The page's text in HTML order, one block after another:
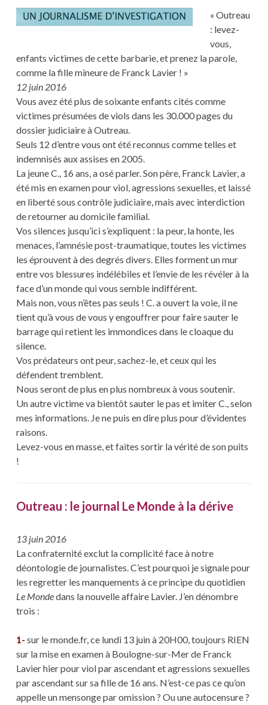
DE
F.
LAVIER
« Outreau
: levez-
vous,
enfants victimes de cette barbarie, et prenez la parole,
comme la fille mineure de Franck Lavier ! »
12 juin 2016
Vous avez été plus de soixante enfants cités comme
victimes présumées de viols dans les 30.000 pages du
dossier judiciaire à Outreau.
Seuls 12 d’entre vous ont été reconnus comme telles et
indemnisés aux assises en 2005.
La jeune C., 16 ans, a osé parler. Son père, Franck Lavier, a
été mis en examen pour viol, agressions sexuelles, et laissé
en liberté sous contrôle judiciaire, mais avec interdiction
de retourner au domicile familial.
Vos silences jusqu’ici s’expliquent : la peur, la honte, les
menaces, l’amnésie post-traumatique, toutes les victimes
les éprouvent à des degrés divers. Elles forment un mur
entre vos blessures indélébiles et l’envie de les révéler à la
face d’un monde qui vous semble indifférent.
Mais non, vous n’êtes pas seuls ! C. a ouvert la voie, il ne
tient qu’à vous de vous y engouffrer pour faire sauter le
barrage qui retient les immondices dans le cloaque du
silence.
Vos prédateurs ont peur, sachez-le, et ceux qui les
défendent tremblent.
Nous seront de plus en plus nombreux à vous soutenir.
Un autre victime va bientôt sauter le pas et imiter C., selon
mes informations. Je ne puis en dire plus pour d’évidentes
raisons.
Levez-vous en masse, et faites sortir la vérité de son puits
!
Outreau : le journal Le Monde à la dérive
13 juin 2016
La confraternité exclut la complicité face à notre
déontologie de journalistes. C’est pourquoi je signale pour
les regretter les manquements à ce principe du quotidien
Le Mondedans la nouvelle affaire Lavier. J’en dénombre
trois :
1- sur le monde.fr, ce lundi 13 juin à 20H00, toujours RIEN
sur la mise en examen à Boulogne-sur-Mer de Franck
Lavier hier pour viol par ascendant et agressions sexuelles
par ascendant sur sa fille de 16 ans. N’est-ce pas ce qu’on
appelle un mensonge par omission ? Ou une autocensure ?